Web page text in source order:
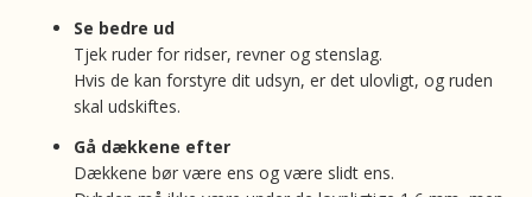
Se bedre ud
Tjek ruder for ridser, revner og stenslag.
Hvis de kan forstyre dit udsyn, er det ulovligt, og ruden
skal udskiftes.
Gå dækkene efter
Dækkene bør være ens og være slidt ens.